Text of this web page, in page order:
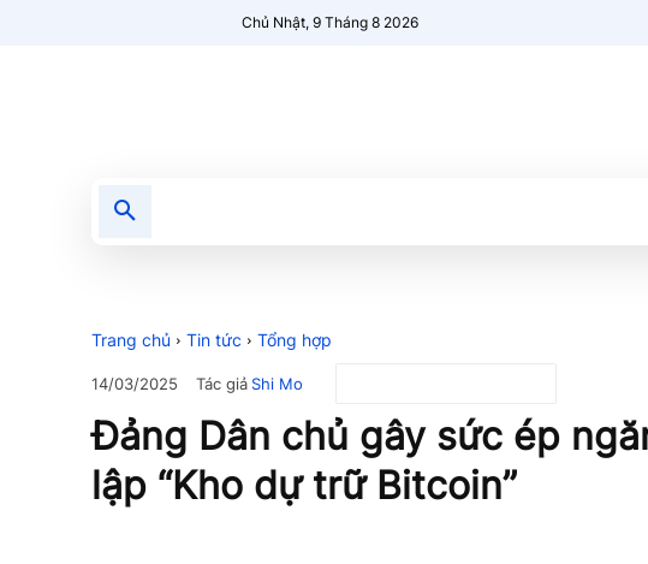
Chủ Nhật, 9 Tháng 8 2026
Trang chủ Tin tức Tổng hợp
14/03/2025 Tác giảShi Mo
Đảng Dân chủ gây sức ép
lập “Kho dự trữ Bitcoin”